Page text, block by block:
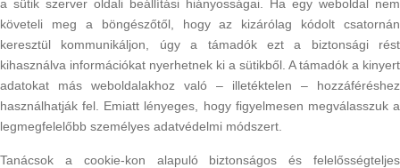
a sütik szerver oldali beállítási hiányosságai. Ha egy weboldal nem
követeli meg a böngészőtől, hogy az kizárólag kódolt csatornán
keresztül kommunikáljon, úgy a támadók ezt a biztonsági rést
kihasználva információkat nyerhetnek ki a sütikből. A támadók a kinyert
adatokat más weboldalakhoz való – illetéktelen – hozzáféréshez
használhatják fel. Emiatt lényeges, hogy figyelmesen megválasszuk a
legmegfelelőbb személyes adatvédelmi módszert.
Tanácsok a cookie-kon alapuló biztonságos és felelősségteljes